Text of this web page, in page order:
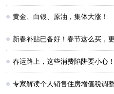
黄金、白银、原油，集体大涨！
新春补贴已备好！春节这么买，
春运路上，这些消费陷阱要小心！
专家解读个人销售住房增值税调